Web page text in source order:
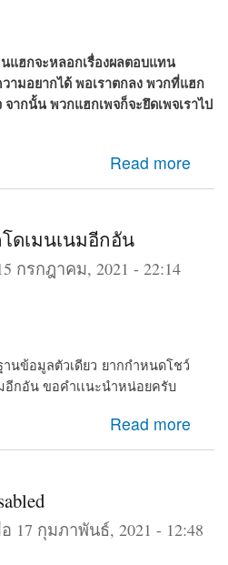
แฮกจะหลอกเรื่องผลตอบแทน
ามอยากได้ พอเราตกลง พวกที่แฮก
จากนั้น พวกแฮกเพจก็จะยึดเพจเราไป
Read more
วิธีกูเพจที่ถูกแฮก
ดเมนเนมอีกอัน
กรกฎาคม, 2021 - 22:14
านข้อมูลตัวเดียว ยากกำหนดโชว์
อีกอัน ขอคำเเนะนำหน่อยครับ
Read more
โดเมนเนมอีกอัน
17 กุมภาพันธ์, 2021 - 12:48